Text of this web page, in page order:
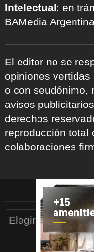
Intelectual: en
BAMedia Argentina
El editor no se
opiniones
o con seudónimo,
avisos
derechos
reproducción total
colaboraciones
Archivos